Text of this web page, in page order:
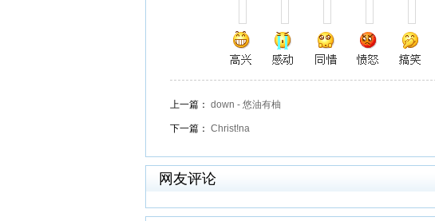
上一篇： down - 悠油有柚
下一篇： Christ!na
网友评论